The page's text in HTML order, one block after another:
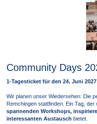
Community Days
1-Tagesticket für den 24. Juni 2027
Wir planen unser Wiedersehen: Die
Remchingen stattfinden. Ein Tag,
spannenden Workshops,
interessanten Austausch bietet.